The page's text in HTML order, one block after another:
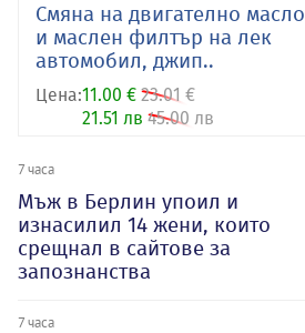
Смяна на двигателно масло
и маслен филтър на лек
автомобил, джип..
Цена:11.00 € 23.01 €
21.51 лв 45.00 лв
7 часа
Мъж в Берлин упоил и
изнасилил 14 жени, които
срещнал в сайтове за
запознанства
7 часа